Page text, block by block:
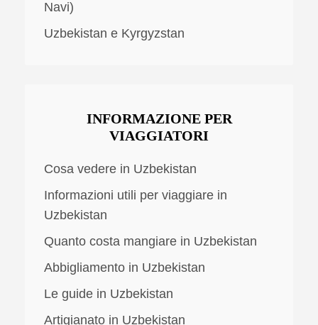
Navi)
Uzbekistan e Kyrgyzstan
INFORMAZIONE PER
VIAGGIATORI
Cosa vedere in Uzbekistan
Informazioni utili per viaggiare in
Uzbekistan
Quanto costa mangiare in Uzbekistan
Abbigliamento in Uzbekistan
Le guide in Uzbekistan
Artigianato in Uzbekistan